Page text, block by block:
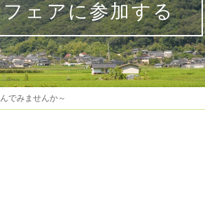
ェアに参加する
でみませんか～